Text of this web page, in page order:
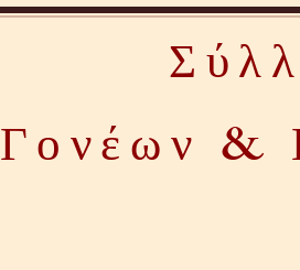
Γονέων &